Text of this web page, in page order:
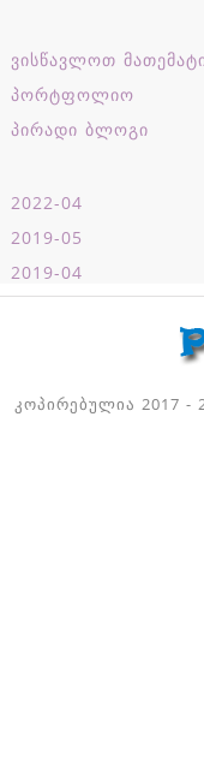
ვისწავლოთ
პორტფოლიო
პირადი ბლოგი
2022-04
2019-05
2019-04
კოპირებულია 2017 -